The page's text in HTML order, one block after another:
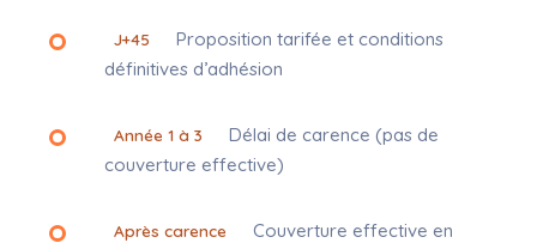
J+45
Proposition tarifée et conditions
définitives d’adhésion
Année 1 à 3
Délai de carence (pas de
couverture effective)
Après carence
Couverture effective en